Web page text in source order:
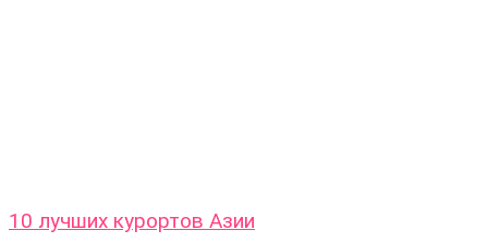
10 лучших курортов Азии